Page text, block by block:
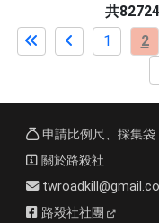
共
1
2
申請比例尺、採集袋
關於路殺社
路殺社社團